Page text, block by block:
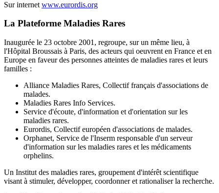
Sur internet www.eurordis.org
La Plateforme Maladies Rares
Inaugurée le 23 octobre 2001, regroupe, sur un même lieu, à
l'Hôpital Broussais à Paris, des acteurs qui oeuvrent en France et en
Europe en faveur des personnes atteintes de maladies rares et leurs
familles :
Alliance Maladies Rares, Collectif français d'associations de
malades.
Maladies Rares Info Services.
Service d'écoute, d'information et d'orientation sur les
maladies rares.
Eurordis, Collectif européen d'associations de malades.
Orphanet, Service de l'Inserm responsable d'un serveur
d'information sur les maladies rares et les médicaments
orphelins.
Un Institut des maladies rares, groupement d'intérêt scientifique
visant à stimuler, développer, coordonner et rationaliser la recherche.